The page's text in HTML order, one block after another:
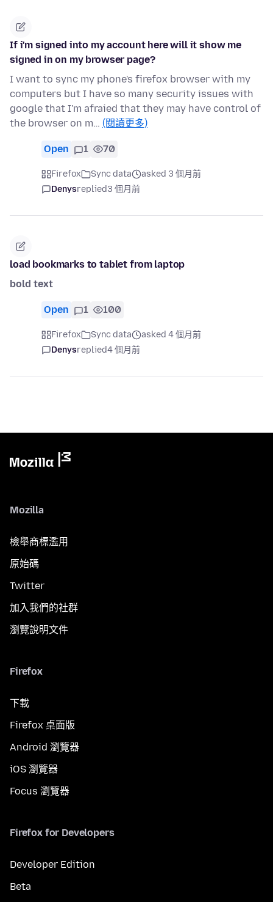
If i'm signed into my account here will it show me
signed in on my browser page?
I want to sync my phone's firefox browser with my
computers but I have so many security issues with
google that I'm afraied that they may have control of
the browser on m… (閱讀更多)
Open 1 70
Firefox Sync data
asked 3 個月前
Denysreplied3 個月前
load bookmarks to tablet from laptop
bold text
Open 1 100
Firefox Sync data
asked 4 個月前
Denysreplied4 個月前
Mozilla
檢舉商標濫用
原始碼
Twitter
加入我們的社群
瀏覽說明文件
Firefox
下載
Firefox 桌面版
Android 瀏覽器
iOS 瀏覽器
Focus 瀏覽器
Firefox for Developers
Developer Edition
Beta